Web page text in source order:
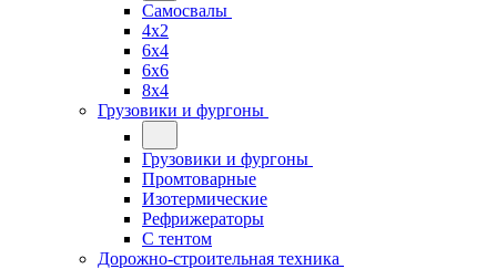
Самосвалы
4x2
6x4
6x6
8x4
Грузовики и фургоны
Грузовики и фургоны
Промтоварные
Изотермические
Рефрижераторы
С тентом
Дорожно-строительная техника